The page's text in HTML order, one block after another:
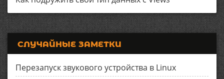
СЛУЧАЙНЫЕ ЗАМЕТКИ
Перезапуск звукового устройства в Linux